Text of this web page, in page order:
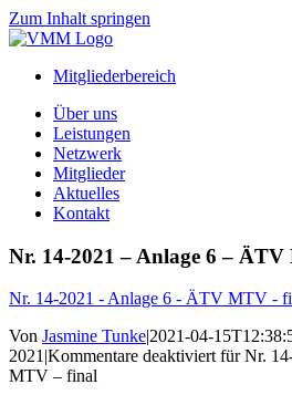
Zum Inhalt springen
Mitgliederbereich
Über uns
Leistungen
Netzwerk
Mitglieder
Aktuelles
Kontakt
Nr. 14-2021 – Anlage 6 –
Nr. 14-2021 - Anlage 6 - ÄTV MTV -
Von Jasmine Tunke|2021-04-
2021|Kommentare deaktiviertfür Nr.
MTV – final